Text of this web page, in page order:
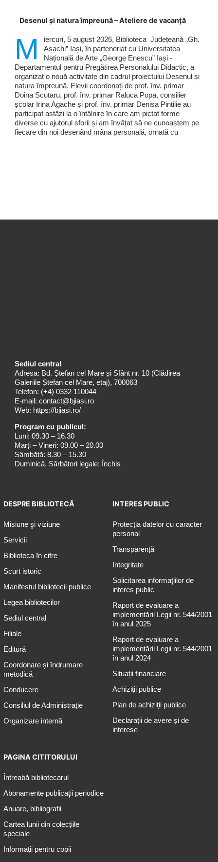
Desenul și natura împreună – Ateliere de vacanță
M
iercuri, 5 august 2026, Biblioteca Județeană „Gh.
Asachi” Iași, în parteneriat cu Universitatea
Națională de Arte „George Enescu” Iași -
Departamentul pentru Pregătirea Personalului Didactic, a
organizat o nouă activitate din cadrul proiectului Desenul și
natura împreună. Elevii coordonați de prof. înv. primar
Doina Scutaru, prof. înv. primar Raluca Popa, consilier
școlar Irina Agache și prof. înv. primar Denisa Pintilie au
participat astăzi la o întâlnire în care am pictat forme
diverse cu ajutorul sforii și am învățat să ne cunoaștem pe
fiecare din noi desenând mâna personală, ornată cu
Sediul central
Adresa: Bd. Ștefan cel Mare și Sfânt nr. 10 (Clădirea
Galeriile Ștefan cel Mare, etaj), 700063
Telefon: (+4) 0332 110044
E-mail: contact@bjiasi.ro
Web: https://bjiasi.ro/
Program cu publicul:
Luni: 09.30 – 16.30
Marți – Vineri: 09.00 – 20.00
Sâmbătă: 8.30 – 15.30
Duminică, Sărbători legale: Închis
DESPRE BIBLIOTECĂ
Misiune şi viziune
Servicii
Biblioteca în cifre
Scurt istoric
Manifestul bibliotecii publice
Legea bibliotecilor
Sediul central
Filiale
Editură
Coordonare și îndrumare
metodică
Conducere
Consiliul de Administrație
Organizare internă
INTERES PUBLIC
Protecția datelor cu caracter
personal
Transparență
Integritate
Solicitarea informaţiilor de
interes public
Raport de evaluare a
implementării Legii nr. 544/2001
în anul 2025
Raport de evaluare a
implementării Legii nr. 544/2001
în anul 2024
Situații financiare
Achiziții publice
Plan de achiziţii publice
Declarații de avere și de
interese
PAGINA CITITORULUI
Întreabă bibliotecarul
Abonamente publicaţii periodice
Anuare, bibliografii
Cartea lunii din colecțiile
speciale
Informații pentru copii